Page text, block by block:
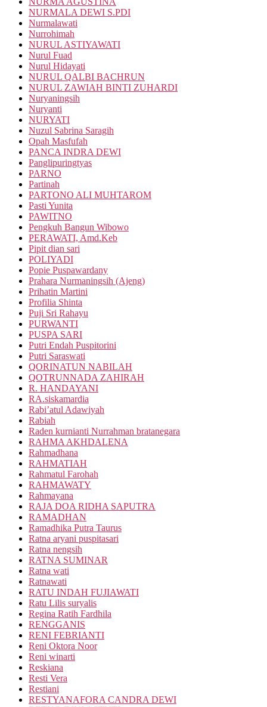
NURMALA DEWI S.PDI
Nurmalawati
Nurrohimah
NURUL ASTIYAWATI
Nurul Fuad
Nurul Hidayati
NURUL QALBI BACHRUN
NURUL ZAWIAH BINTI ZUHARDI
Nuryaningsih
Nuryanti
NURYATI
Nuzul Sabrina Saragih
Opah Masfufah
PANCA INDRA DEWI
Panglipuringtyas
PARNO
Partinah
PARTONO ALI MUHTAROM
Pasti Yunita
PAWITNO
Pengkuh Bangun Wibowo
PERAWATI, Amd.Keb
Pipit dian sari
POLIYADI
Popie Puspawardany
Prahara Nurmaningsih (Ajeng)
Prihatin Martini
Profilia Shinta
Puji Sri Rahayu
PURWANTI
PUSPA SARI
Putri Endah Puspitorini
Putri Saraswati
QORINATUN NABILAH
QOTRUNNADA ZAHIRAH
R. HANDAYANI
RA.siskamardia
Rabi’atul Adawiyah
Rabiah
Raden kurnianti Nurrahman bratanegara
RAHMA AKHDALENA
Rahmadhana
RAHMATIAH
Rahmatul Farohah
RAHMAWATY
Rahmayana
RAJA DOA RIDHA SAPUTRA
RAMADHAN
Ramadhika Putra Taurus
Ratna aryani puspitasari
Ratna nengsih
RATNA SUMINAR
Ratna wati
Ratnawati
RATU INDAH FUJIAWATI
Ratu Lilis suryalis
Regina Ratih Fardhila
RENGGANIS
RENI FEBRIANTI
Reni Oktora Noor
Reni winarti
Reskiana
Resti Vera
Restiani
RESTYANAFORA CANDRA DEWI